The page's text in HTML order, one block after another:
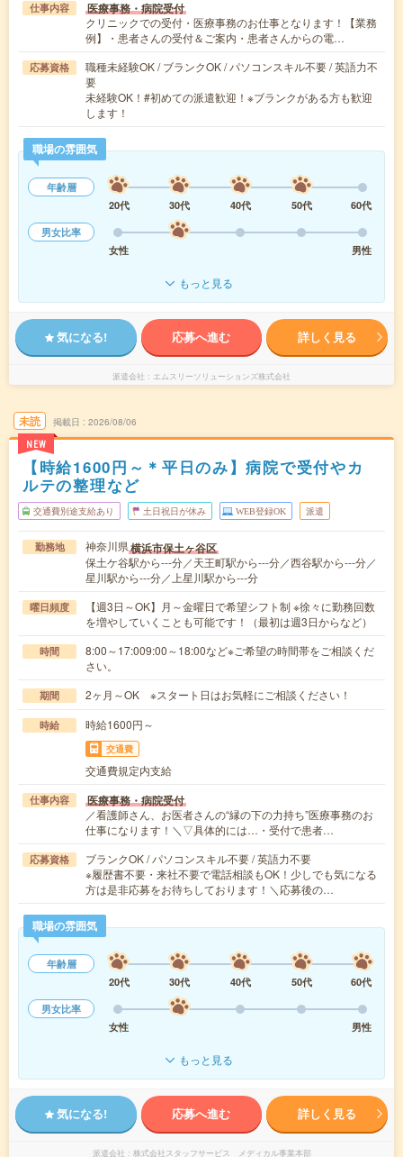
仕事内容 医療事務・病院受付
クリニックでの受付・医療事務のお仕事となります！【業務
例】・患者さんの受付＆ご案内・患者さんからの電…
応募資格
職種未経験OK / ブランクOK / パソコンスキル不要 / 英語力不
要
未経験OK！#初めての派遣歓迎！※ブランクがある方も歓迎
します！
職場の雰囲気
年齢層
20代
30代 40代 50代
60代
男女比率
女性
男性
もっと見る
気になる! 応募へ進む 詳しく見る
派遣会社 エムスリーソリューションズ株式会社
未読
NEW
掲載日 2026/08/06
【時給1600円～＊平日のみ】病院で受付やカ
ルテの整理など
交通費別途支給あり 土日祝日が休み WEB登録OK 派遣
勤務地 神奈川県横浜市保土ヶ谷区
保土ケ谷駅から---分／天王町駅から---分／西谷駅から---分／
星川駅から---分／上星川駅から---分
曜日頻度
【週3日～OK】月～金曜日で希望シフト制 ※徐々に勤務回数
を増やしていくことも可能です！（最初は週3日からなど）
時間
8:00～17:009:00～18:00など※ご希望の時間帯をご相談くだ
さい。
期間 2ヶ月～OK ※スタート日はお気軽にご相談ください！
時給 時給1600円～
交通費
交通費規定内支給
仕事内容 医療事務・病院受付
／看護師さん、お医者さんの“縁の下の力持ち”医療事務のお
仕事になります！＼▽具体的には…・受付で患者…
応募資格
ブランクOK / パソコンスキル不要 / 英語力不要
※履歴書不要・来社不要で電話相談もOK！少しでも気になる
方は是非応募をお待ちしております！＼応募後の…
職場の雰囲気
年齢層
20代
30代 40代 50代
60代
男女比率
女性
男性
もっと見る
気になる! 応募へ進む 詳しく見る
派遣会社 株式会社スタッフサービス メディカル事業本部